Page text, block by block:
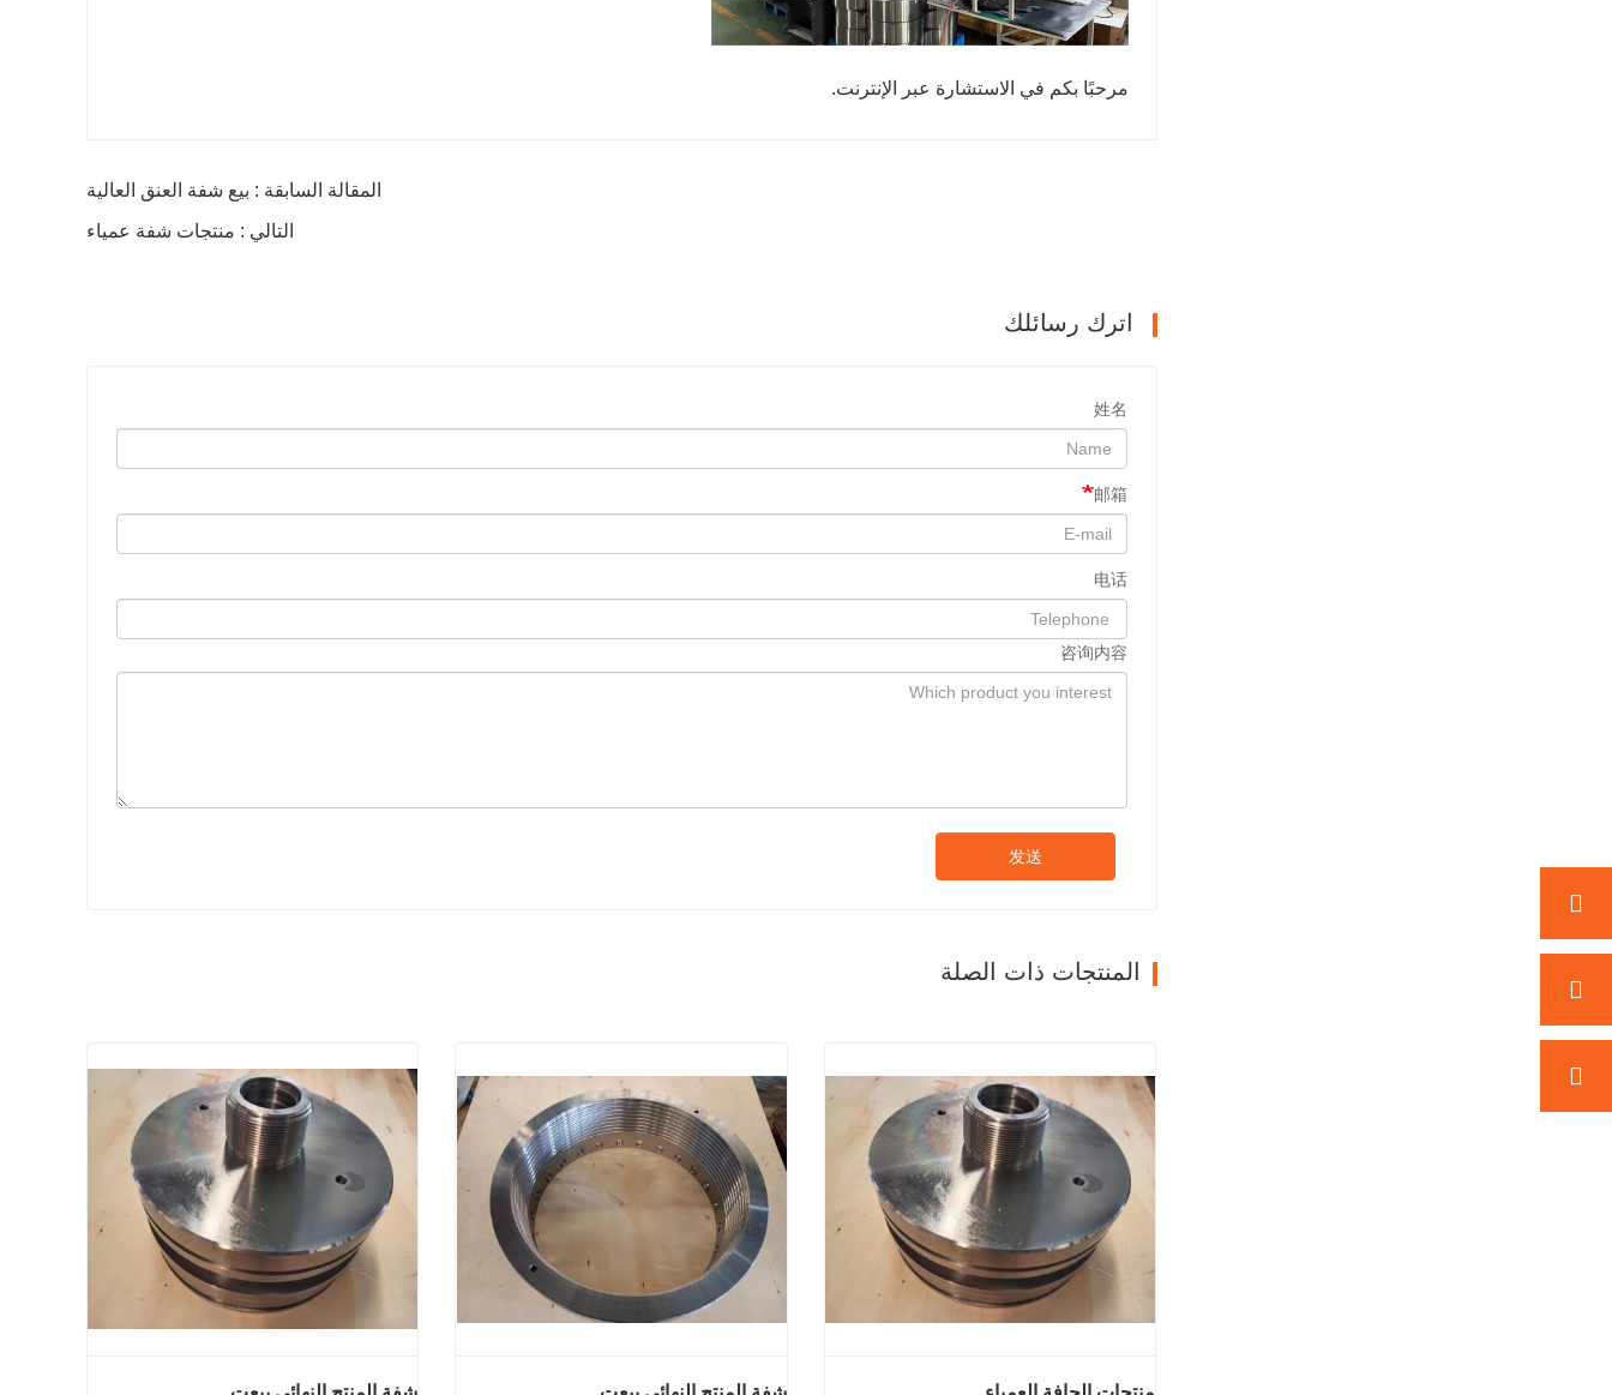
مرحبًا بكم في الاستشارة عبر الإنترنت.
المقالة السابقة : بيع شفة العنق العالية
التالي : منتجات شفة عمياء
اترك رسائلك
姓名
邮箱
电话
咨询内容
发送
المنتجات ذات الصلة